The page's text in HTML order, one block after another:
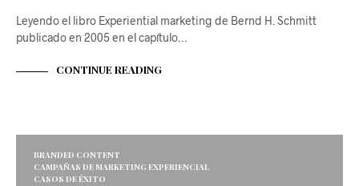
Leyendo el libro Experiential marketing de Bernd H. Schmitt
publicado en 2005 en el capítulo…
CONTINUE READING
BRANDED CONTENT
CAMPAÑAS DE MARKETING EXPERIENCIAL
CASOS DE ÉXITO